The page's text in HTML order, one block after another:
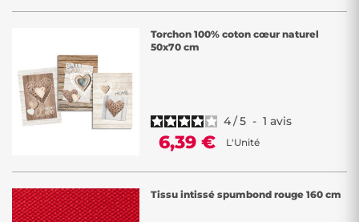
Torchon 100% coton cœur naturel
50x70 cm
4/5 - 1 avis
6,39 € L'Unité
Tissu intissé spumbond rouge 160 cm